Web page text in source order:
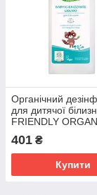
Органічний
для дитячої
FRIENDLY
1000мл
401 ₴
Купити